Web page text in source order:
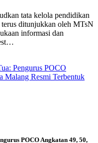
tata kelola pendidikan
terus ditunjukkan oleh MTsN
informasi dan
POCO Angkatan 49, 50,